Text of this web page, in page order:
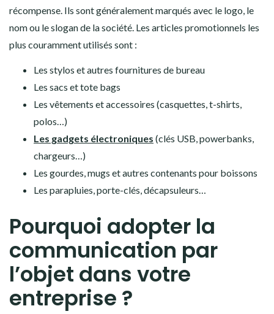
récompense. Ils sont généralement marqués avec le logo, le
nom ou le slogan de la société. Les articles promotionnels les
plus couramment utilisés sont :
Les stylos et autres fournitures de bureau
Les sacs et tote bags
Les vêtements et accessoires (casquettes, t-shirts,
polos…)
Les gadgets électroniques (clés USB, powerbanks,
chargeurs…)
Les gourdes, mugs et autres contenants pour boissons
Les parapluies, porte-clés, décapsuleurs…
Pourquoi adopter la
communication par
l’objet dans votre
entreprise ?